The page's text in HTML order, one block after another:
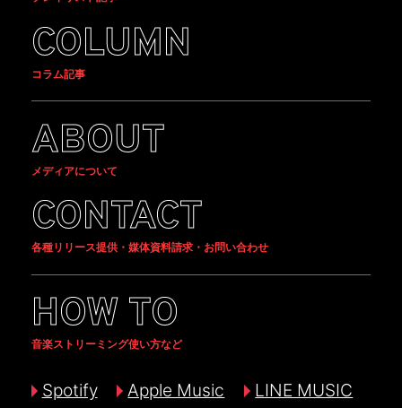
COLUMN
コラム記事
ABOUT
メディアについて
CONTACT
各種リリース提供・媒体資料請求・お問い合わせ
HOW TO
音楽ストリーミング使い方など
Spotify Apple Music
LINE MUSIC